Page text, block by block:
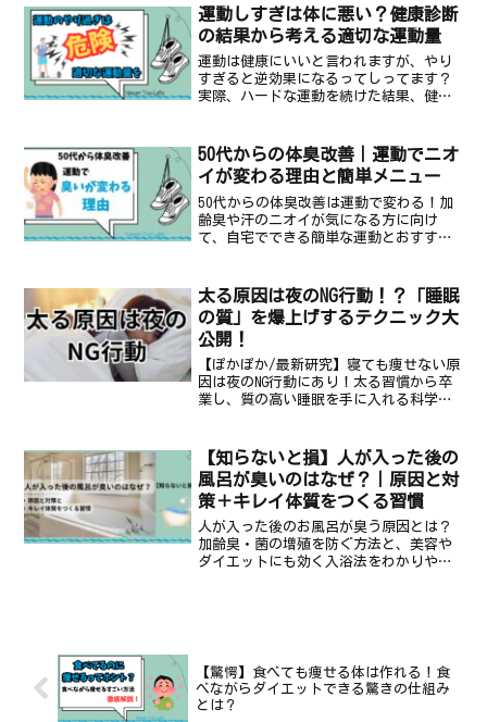
す。
運動しすぎは体に悪い？健康診断
の結果から考える適切な運動量
運動は健康にいいと言われますが、やり
すぎると逆効果になるってしってます？
実際、ハードな運動を続けた結果、健康
すぎが体にどのような影響を及ぼす可能
性があるのか、健康診断の...
50代からの体臭改善｜運動でニオ
イが変わる理由と簡単メニュー
50代からの体臭改善は運動で変わる！加
齢臭や汗のニオイが気になる方に向け
て、自宅でできる簡単な運動とおすすめ
太る原因は夜のNG行動！？「睡眠
の質」を爆上げするテクニック大
公開！
【ぽかぽか/最新研究】寝ても痩せない原
因は夜のNG行動にあり！太る習慣から卒
業し、質の高い睡眠を手に入れる科学的
【知らないと損】人が入った後の
風呂が臭いのはなぜ？｜原因と対
策＋キレイ体質をつくる習慣
人が入った後のお風呂が臭う原因とは？
加齢臭・菌の増殖を防ぐ方法と、美容や
ダイエットにも効く入浴法をわかりやす
【驚愕】食べても痩せる体は作れる！食
べながらダイエットできる驚きの仕組み
とは？